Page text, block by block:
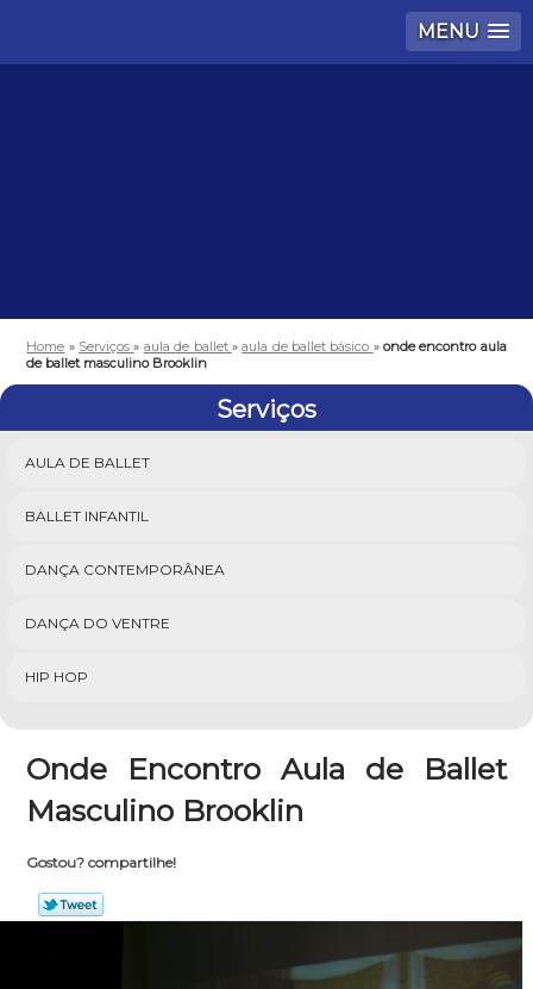
MENU
Home » Serviços» aula de ballet »aula de ballet básico » onde encontro aula
de ballet masculino Brooklin
Serviços
AULA DE BALLET
BALLET INFANTIL
DANÇA CONTEMPORÂNEA
DANÇA DO VENTRE
HIP HOP
Onde Encontro Aula de Ballet
Masculino Brooklin
Gostou? compartilhe!